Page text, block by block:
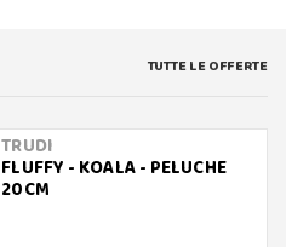
TUTTE LE OFFERTE
TRUDI
FLUFFY - KOALA - PELUCHE
20CM